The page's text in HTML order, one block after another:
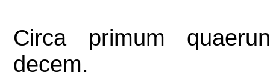
Circa primum
decem.